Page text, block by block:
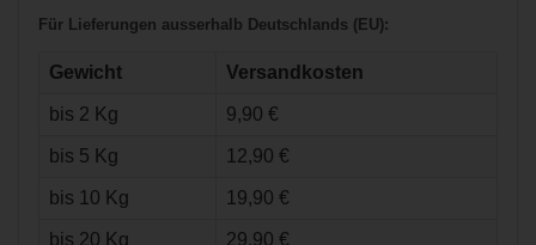
DT4 Hose Junior
Für Lieferungen ausserhalb Deutschlands (EU):
Gewicht Versandkosten
bis 2 Kg 9,90 €
bis 5 Kg 12,90 €
bis 10 Kg 19,90 €
bis 20 Kg 29,90 €